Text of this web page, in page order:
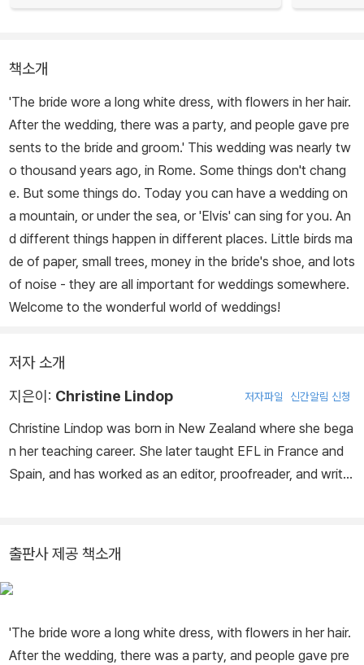
책소개
'The bride wore a long white dress, with flowers in her hair.
After the wedding, there was a party, and people gave pre
sents to the bride and groom.' This wedding was nearly tw
o thousand years ago, in Rome. Some things don't chang
e. But some things do. Today you can have a wedding on
a mountain, or under the sea, or 'Elvis' can sing for you. An
d different things happen in different places. Little birds ma
de of paper, small trees, money in the bride's shoe, and lots
of noise - they are all important for weddings somewhere.
Welcome to the wonderful world of weddings!
저자 소개
지은이: Christine Lindop 저자파일 신간알림 신청
Christine Lindop was born in New Zealand where she bega
n her teaching career. She later taught EFL in France and
Spain, and has worked as an editor, proofreader, and writer
출판사 제공 책소개
'The bride wore a long white dress, with flowers in her hair.
After the wedding, there was a party, and people gave pre